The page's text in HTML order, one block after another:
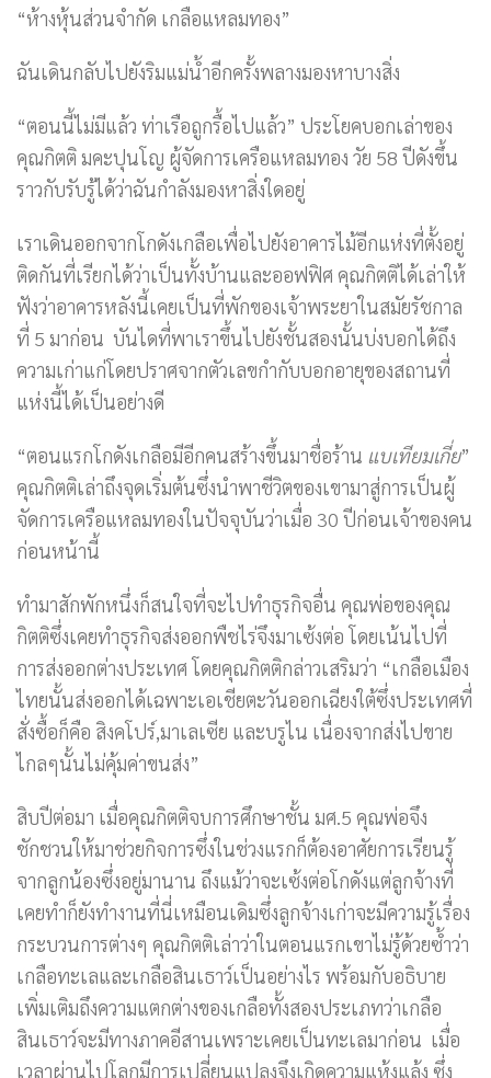
“ห้างหุ้นส่วนจำกัด เกลือแหลมทอง”
ฉันเดินกลับไปยังริมแม่น้ำอีกครั้งพลางมองหาบางสิ่ง
“ตอนนี้ไม่มีแล้ว ท่าเรือถูกรื้อไปแล้ว” ประโยคบอกเล่าของ
คุณกิตติ มคะปุนโญ ผู้จัดการเครือแหลมทอง วัย 58 ปีดังขึ้น
ราวกับรับรู้ได้ว่าฉันกำลังมองหาสิ่งใดอยู่
เราเดินออกจากโกดังเกลือเพื่อไปยังอาคารไม้อีกแห่งที่ตั้งอยู่
ติดกันที่เรียกได้ว่าเป็นทั้งบ้านและออฟฟิศ คุณกิตติได้เล่าให้
ฟังว่าอาคารหลังนี้เคยเป็นที่พักของเจ้าพระยาในสมัยรัชกาล
ที่ 5 มาก่อน บันไดที่พาเราขึ้นไปยังชั้นสองนั้นบ่งบอกได้ถึง
ความเก่าแก่โดยปราศจากตัวเลขกำกับบอกอายุของสถานที่
แห่งนี้ได้เป็นอย่างดี
“ตอนแรกโกดังเกลือมีอีกคนสร้างขึ้นมาชื่อร้าน แบเทียมเกี่ย”
คุณกิตติเล่าถึงจุดเริ่มต้นซึ่งนำพาชีวิตของเขามาสู่การเป็นผู้
จัดการเครือแหลมทองในปัจจุบันว่าเมื่อ 30 ปีก่อนเจ้าของคน
ก่อนหน้านี้
ทำมาสักพักหนึ่งก็สนใจที่จะไปทำธุรกิจอื่น คุณพ่อของคุณ
กิตติซึ่งเคยทำธุรกิจส่งออกพืชไร่จึงมาเซ้งต่อ โดยเน้นไปที่
การส่งออกต่างประเทศ โดยคุณกิตติกล่าวเสริมว่า “เกลือเมือง
ไทยนั้นส่งออกได้เฉพาะเอเชียตะวันออกเฉียงใต้ซึ่งประเทศที่
สั่งซื้อก็คือ สิงคโปร์,มาเลเซีย และบรูไน เนื่องจากส่งไปขาย
ไกลๆนั้นไม่คุ้มค่าขนส่ง”
สิบปีต่อมา เมื่อคุณกิตติจบการศึกษาชั้น มศ.5 คุณพ่อจึง
ชักชวนให้มาช่วยกิจการซึ่งในช่วงแรกก็ต้องอาศัยการเรียนรู้
จากลูกน้องซึ่งอยู่มานาน ถึงแม้ว่าจะเซ้งต่อโกดังแต่ลูกจ้างที่
เคยทำก็ยังทำงานที่นี่เหมือนเดิมซึ่งลูกจ้างเก่าจะมีความรู้เรื่อง
กระบวนการต่างๆ คุณกิตติเล่าว่าในตอนแรกเขาไม่รู้ด้วยซ้ำว่า
เกลือทะเลและเกลือสินเธาว์เป็นอย่างไร พร้อมกับอธิบาย
เพิ่มเติมถึงความแตกต่างของเกลือทั้งสองประเภทว่าเกลือ
สินเธาว์จะมีทางภาคอีสานเพราะเคยเป็นทะเลมาก่อน เมื่อ
เวลาผ่านไปโลกมีการเปลี่ยนแปลงจึงเกิดความแห้งแล้ง ซึ่ง